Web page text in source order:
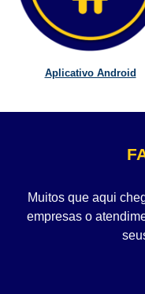
Aplicativo Android
Muitos que aqui
empresas o